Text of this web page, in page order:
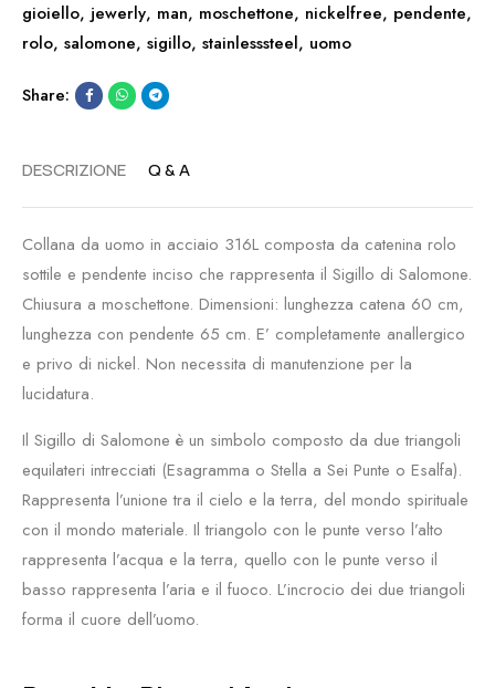
gioiello, jewerly, man, moschettone, nickelfree, pendente,
rolo, salomone, sigillo, stainlesssteel, uomo
Share:
DESCRIZIONE Q & A
Collana da uomo in acciaio 316L composta da catenina rolo
sottile e pendente inciso che rappresenta il Sigillo di Salomone.
Chiusura a moschettone. Dimensioni: lunghezza catena 60 cm,
lunghezza con pendente 65 cm. E’ completamente anallergico
e privo di nickel. Non necessita di manutenzione per la
lucidatura.
Il Sigillo di Salomone è un simbolo composto da due triangoli
equilateri intrecciati (Esagramma o Stella a Sei Punte o Esalfa).
Rappresenta l’unione tra il cielo e la terra, del mondo spirituale
con il mondo materiale. Il triangolo con le punte verso l’alto
rappresenta l’acqua e la terra, quello con le punte verso il
basso rappresenta l’aria e il fuoco. L’incrocio dei due triangoli
forma il cuore dell’uomo.